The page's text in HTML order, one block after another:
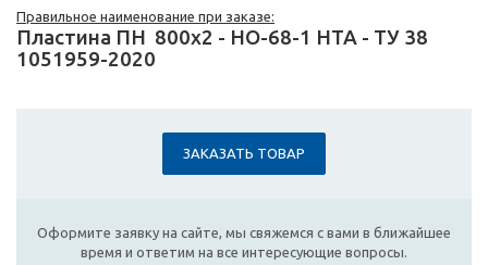
Правильное наименование при заказе:
Пластина ПН 800х2 - НО-68-1 НТА - ТУ 38
1051959-2020
ЗАКАЗАТЬ ТОВАР
Оформите заявку на сайте, мы свяжемся с вами в ближайшее
время и ответим на все интересующие вопросы.